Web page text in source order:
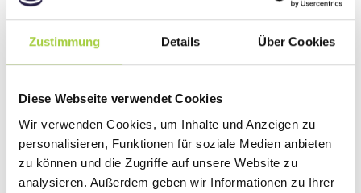
Zustimmung Details Über Cookies
Diese Webseite verwendet Cookies
Wir verwenden Cookies, um Inhalte und Anzeigen zu
personalisieren, Funktionen für soziale Medien anbieten
zu können und die Zugriffe auf unsere Website zu
analysieren. Außerdem geben wir Informationen zu Ihrer
2009
Geschäftsführer Jörg Droese geleitet.
Das STC-Team freut sich auf viele weitere Jahre im
Dienste Ihrer Gesundheit.